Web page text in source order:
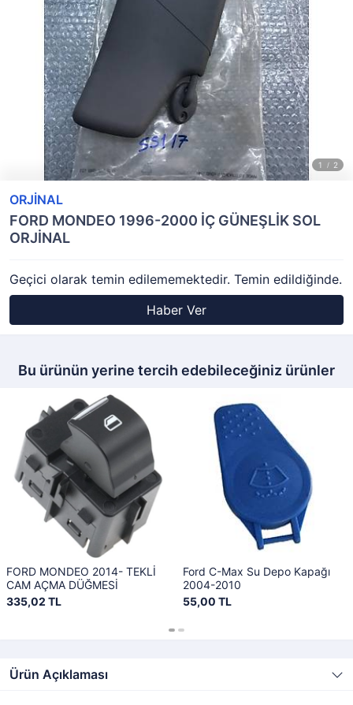
ORJİNAL
FORD MONDEO 1996-2000 İÇ GÜNEŞLİK SOL
ORJİNAL
Geçici olarak temin edilememektedir. Temin edildiğinde.
Haber Ver
Bu ürünün yerine tercih edebileceğiniz ürünler
FORD MONDEO 2014- TEKLİ
CAM AÇMA DÜĞMESİ
335,02 TL
Ford C-Max Su Depo Kapağı
2004-2010
55,00 TL
Ürün Açıklaması